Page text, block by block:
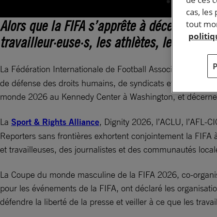
Alors que la FIFA s’apprête à décerner
travailleur·euse·s, les athlètes, les
La Fédération Internationale de Football Association (
de défense des droits humains, de syndicats et de
monde 2026 au Kennedy Center à Washington, et
La Sport & Rights Alliance, Dignity 2026, l’ACLU, l’AFL-
Reporters sans frontières exhortent conjointement la
et travailleuses, des journalistes et des communautés
La Coupe du monde masculine de la FIFA 2026, co-
pour les événements de la FIFA, ont déclaré les
défendre la liberté de la presse et veiller à ce que les
cas,
tout